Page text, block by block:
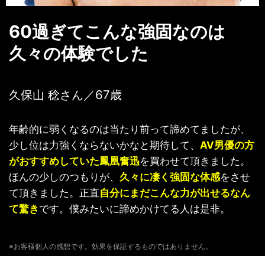
60過ぎてこんな強固なのは
久々の体験でした
久保山 稔さん／67歳
年齢的に弱くなるのは当たり前って諦めてましたが、
少し位は力強くならないかなと期待して、 AV男優の方
がおすすめしていた鳳凰奮迅を買わせて頂きました。
ほんの少しのつもりが、 久々に凄く強固な体感をさせ
て頂きました。正直自分にまだこんな力が出せるなん
て驚き です。僕みたいに諦めかけてる人は是非。
※お客様個人の感想です。効果を保証するものではありません。